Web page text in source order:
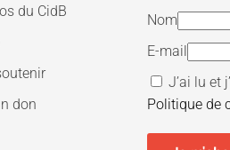
du CidB
don
Nom
E-mail
J’ai lu et
Politique de